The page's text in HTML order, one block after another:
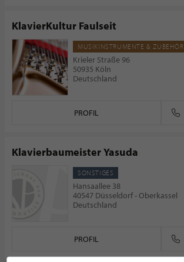
KlavierKultur Faulseit
MUSIKINSTRUMENTE & ZUBEHÖR
Krieler Straße 96
50935 Köln
Deutschland
PROFIL
Klavierbaumeister Yasuda
SONSTIGES
Hansaallee 38
40547 Düsseldorf - Oberkassel
Deutschland
PROFIL